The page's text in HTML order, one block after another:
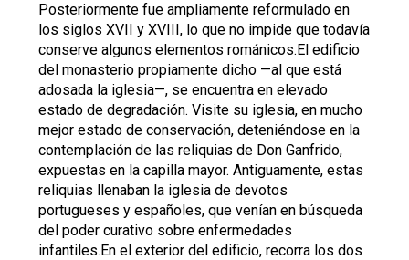
Posteriormente fue ampliamente reformulado en
los siglos XVII y XVIII, lo que no impide que todavía
conserve algunos elementos románicos.El edificio
del monasterio propiamente dicho —al que está
adosada la iglesia—, se encuentra en elevado
estado de degradación. Visite su iglesia, en mucho
mejor estado de conservación, deteniéndose en la
contemplación de las reliquias de Don Ganfrido,
expuestas en la capilla mayor. Antiguamente, estas
reliquias llenaban la iglesia de devotos
portugueses y españoles, que venían en búsqueda
del poder curativo sobre enfermedades
infantiles.En el exterior del edificio, recorra los dos